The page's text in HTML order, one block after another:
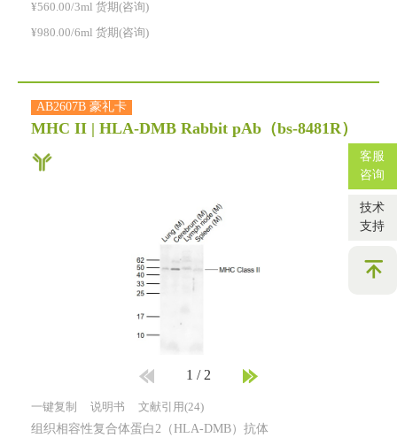
¥560.00/3ml 货期(咨询)
¥980.00/6ml 货期(咨询)
AB2607B 豪礼卡
MHC II | HLA-DMB Rabbit pAb （bs-8481R）
1 /2
一键复制 说明书 文献引用(24)
组织相容性复合体蛋白2（HLA-DMB）抗体
客服
咨询
技术
支持